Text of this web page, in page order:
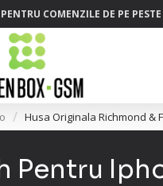
COMENZILE DE PE
Husa Originala Richmond &
Pentru